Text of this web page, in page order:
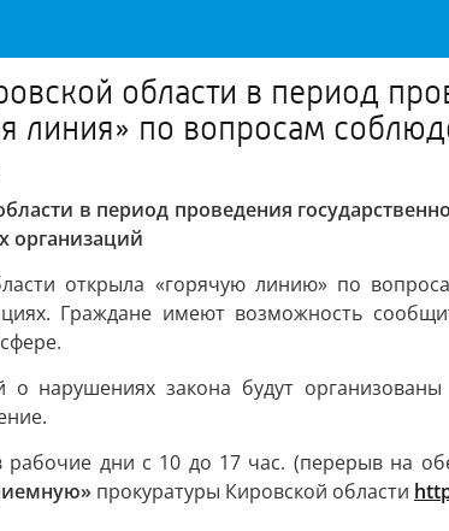
области в период
линия» по вопросам
в период проведения
организаций
открыла «горячую линию» по
Граждане имеют возможность
о нарушениях закона будут
дни с 10 до 17 час. (перерыв на
прокуратуры Кировской области